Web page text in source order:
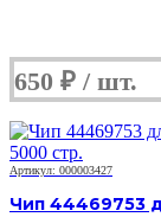
650 ₽
Артикул: 000003427
Чип 44469753